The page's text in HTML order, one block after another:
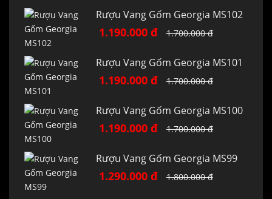
Rượu Vang Gốm Georgia MS102
1.190.000 đ 1.700.000 đ
Rượu Vang Gốm Georgia MS101
1.190.000 đ 1.700.000 đ
Rượu Vang Gốm Georgia MS100
1.190.000 đ 1.700.000 đ
Rượu Vang Gốm Georgia MS99
1.290.000 đ 1.800.000 đ